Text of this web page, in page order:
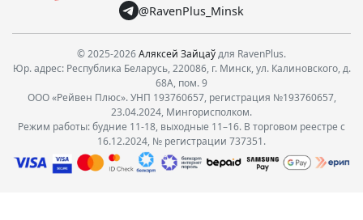
@RavenPlus_Minsk
© 2025-2026Аляксей Зайцаўдля RavenPlus.
Юр. адрес: Республика Беларусь, 220086, г. Минск, ул. Калиновского, д.
68А, пом. 9
ООО «Рейвен Плюс». УНП 193760657, регистрация №193760657,
23.04.2024, Мингорисполком.
Режим работы: будние 11-18, выходные 11–16. В торговом реестре с
16.12.2024, № регистрации 737351.